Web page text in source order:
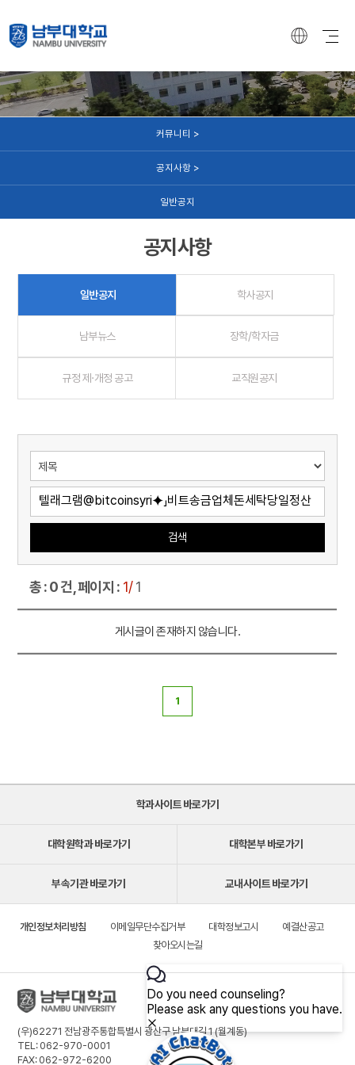
커뮤니티 >
공지사항 >
일반공지
공지사항
일반공지 학사공지
남부뉴스 장학/학자금
규정 제·개정 공고 교직원공지
검색
총 : 0 건, 페이지 : 1/1
게시글이 존재하지 않습니다.
1
학과사이트 바로가기
대학원학과 바로가기 대학본부 바로가기
부속기관 바로가기 교내사이트 바로가기
개인정보처리방침 이메일무단수집거부 대학정보고시
예결산공고
찾아오시는길
(우)62271 전남광주통합특별시 광산구 남부대길 1 (월계동)
TEL: 062-970-0001
FAX: 062-972-6200